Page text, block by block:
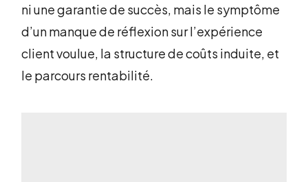
ni une garantie de succès, mais le symptôme
d’un manque de réflexion sur l’expérience
client voulue, la structure de coûts induite, et
le parcours rentabilité.